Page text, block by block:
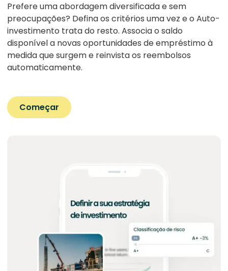
Prefere uma abordagem diversificada e sem
preocupações? Defina os critérios uma vez e o Auto-
investimento trata do resto. Associa o saldo
disponível a novas oportunidades de empréstimo à
medida que surgem e reinvista os reembolsos
automaticamente.
Começar